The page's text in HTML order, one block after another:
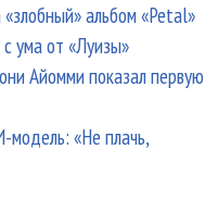
альбом «Petal»
ума от «Луизы»
Айомми показал первую
«Не плачь,